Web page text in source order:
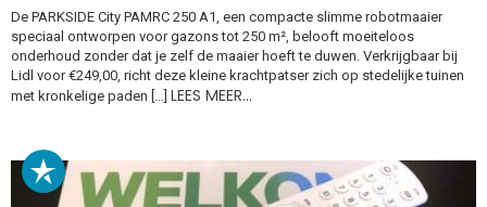
De PARKSIDE City PAMRC 250 A1, een compacte slimme robotmaaier
speciaal ontworpen voor gazons tot 250 m², belooft moeiteloos
onderhoud zonder dat je zelf de maaier hoeft te duwen. Verkrijgbaar bij
Lidl voor €249,00, richt deze kleine krachtpatser zich op stedelijke tuinen
met kronkelige paden […] LEES MEER…